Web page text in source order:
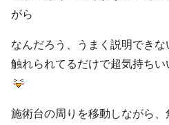
がら
なんだろう、うまく説明できな
触れられてるだけで超気持ち
施術台の周りを移動しながら、